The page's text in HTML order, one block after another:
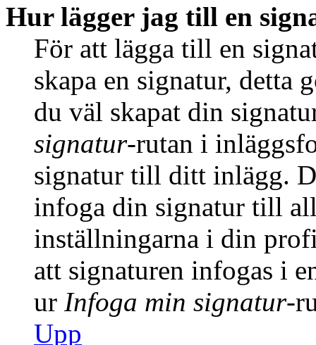
Hur lägger jag till en
För att lägga till en
skapa en signatur,
du väl skapat din
signatur-rutan i
signatur till ditt inlägg.
infoga din signatur till
inställningarna i din
att signaturen infogas i
ur Infoga min signatur-
Upp